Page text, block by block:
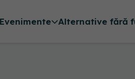
Evenimente Alternative fără